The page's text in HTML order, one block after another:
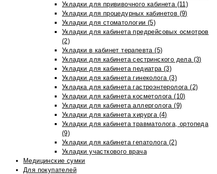
Укладки для прививочного кабинета (11)
Укладки для процедурных кабинетов (9)
Укладки для стоматологии (5)
Укладки для кабинета предрейсовых осмотров
(2)
Укладки в кабинет терапевта (5)
Укладки для кабинета сестринского дела (3)
Укладки для кабинета педиатра (3)
Укладки для кабинета гинеколога (3)
Укладка для кабинета гастроэнтеролога (2)
Укладки для кабинета косметолога (10)
Укладки для кабинета аллерголога (9)
Укладки для кабинета хирурга (4)
Укладки для кабинета травматолога, ортопеда
(9)
Укладки для кабинета гепатолога (2)
Укладки участкового врача
Медицинские сумки
Для покупателей